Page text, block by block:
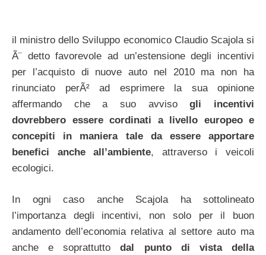
il ministro dello Sviluppo economico Claudio Scajola si
Ã¨ detto favorevole ad un’estensione degli incentivi
per l’acquisto di nuove auto nel 2010 ma non ha
rinunciato perÃ² ad esprimere la sua opinione
affermando che a suo avvisogli incentivi
dovrebbero essere cordinati a livello europeo e
concepiti in maniera tale da essere apportare
benefici anche all’ambiente, attraverso i veicoli
ecologici.
In ogni caso anche Scajola ha sottolineato
l’importanza degli incentivi, non solo per il buon
andamento dell’economia relativa al settore auto ma
anche e soprattuttodal punto di vista della